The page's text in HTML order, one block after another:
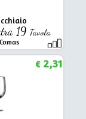
19 Tavola
Comas
€2,31